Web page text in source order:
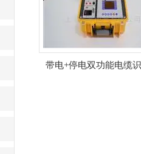
带电+停电双功能电缆